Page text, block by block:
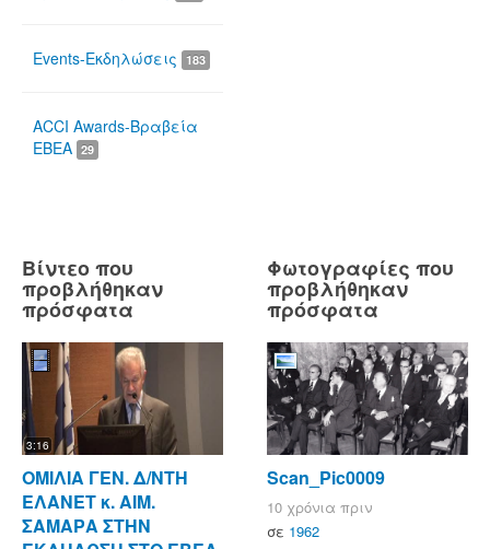
Events-Εκδηλώσεις 183
ACCI Awards-Βραβεία
ΕΒΕΑ 29
Βίντεο που
προβλήθηκαν
πρόσφατα
3:16
ΟΜΙΛΙΑ ΓΕΝ. Δ/ΝΤΗ
ΕΛΑΝΕΤ κ. ΑΙΜ.
ΣΑΜΑΡΑ ΣΤΗΝ
Φωτογραφίες που
προβλήθηκαν
πρόσφατα
Scan_Pic0009
10 χρόνια πριν
σε 1962